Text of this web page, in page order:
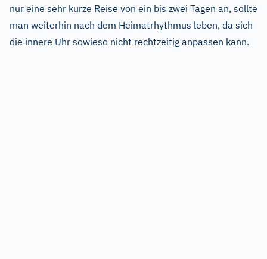
nur eine sehr kurze Reise von ein bis zwei Tagen an, sollte
man weiterhin nach dem Heimatrhythmus leben, da sich
die innere Uhr sowieso nicht rechtzeitig anpassen kann.